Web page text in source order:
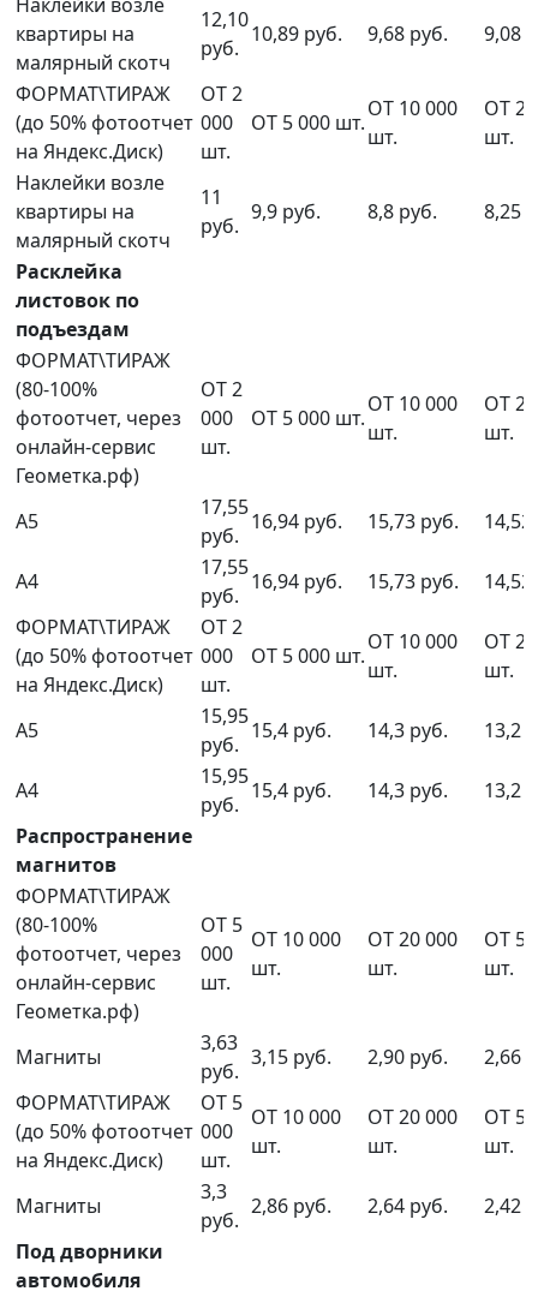
квартиры на
малярный скотч
12,10
руб.
10,89 руб. 9,68 руб. 9,08
ФОРМАТ\ТИРАЖ
(до 50% фотоотчет
на Яндекс.Диск)
ОТ 2
000
шт.
ОТ 5 000 шт.
ОТ 10 000
шт.
ОТ
шт.
Наклейки возле
квартиры на
малярный скотч
11
руб.
9,9 руб. 8,8 руб. 8,25
Расклейка
листовок по
подъездам
ФОРМАТ\ТИРАЖ
(80-100%
фотоотчет, через
онлайн-сервис
Геометка.рф)
ОТ 2
000
шт.
ОТ 5 000 шт.
ОТ 10 000
шт.
ОТ
шт.
А5
17,55
руб.
16,94 руб. 15,73 руб.
А4
17,55
руб.
16,94 руб. 15,73 руб.
ФОРМАТ\ТИРАЖ
(до 50% фотоотчет
на Яндекс.Диск)
ОТ 2
000
шт.
ОТ 5 000 шт.
ОТ 10 000
шт.
ОТ
шт.
А5
15,95
руб.
15,4 руб. 14,3 руб. 13,2
А4
15,95
руб.
15,4 руб. 14,3 руб.
13,2
Распространение
магнитов
ФОРМАТ\ТИРАЖ
(80-100%
фотоотчет, через
онлайн-сервис
Геометка.рф)
ОТ 5
000
шт.
ОТ 10 000
шт.
ОТ 20 000
шт.
ОТ
шт.
Магниты
3,63
руб.
3,15 руб. 2,90 руб.
2,66
ФОРМАТ\ТИРАЖ
(до 50% фотоотчет
на Яндекс.Диск)
ОТ 5
000
шт.
ОТ 10 000
шт.
ОТ 20 000
шт.
ОТ
шт.
Магниты
3,3
руб.
2,86 руб. 2,64 руб.
2,42
Под дворники
автомобиля